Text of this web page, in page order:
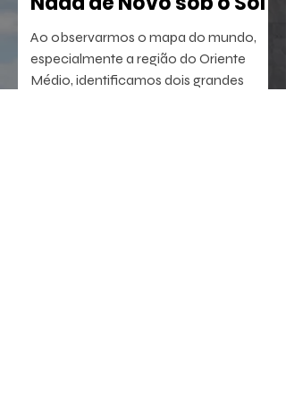
Ao observarmos o mapa do mundo,
especialmente a região do Oriente
Médio, identificamos dois grandes